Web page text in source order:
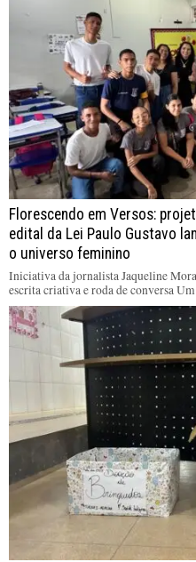
Florescendo em Versos:
edital da Lei Paulo Gustavo
o universo feminino
Iniciativa da jornalista Jaqueline
escrita criativa e roda de conversa